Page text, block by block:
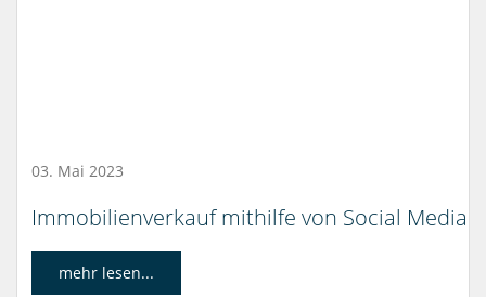
03. Mai 2023
Immobilienverkauf mithilfe von Social Media
mehr lesen...